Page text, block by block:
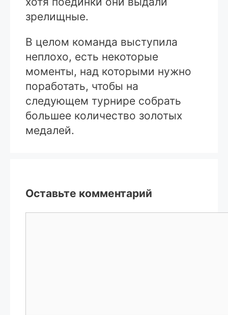
зрелищные.
В целом команда выступила
неплохо, есть некоторые
моменты, над которыми нужно
поработать, чтобы на
следующем турнире собрать
большее количество золотых
медалей.
Оставьте комментарий